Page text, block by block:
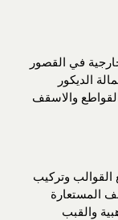
في القصور
الديكور
والاسقف
القوالب وتركيب
المستعارة
والقبب